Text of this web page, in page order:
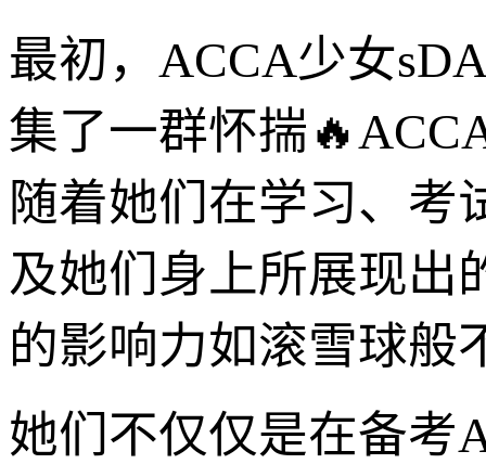
最初，ACCA少女
集了一群怀揣
随着她们在学习、考
及她们身上所展现出
的影响力如滚雪球般
她们不仅仅是在备考